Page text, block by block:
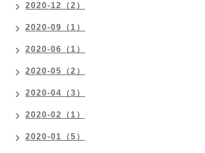
2020-12（2）
2020-09（1）
2020-06（1）
2020-05（2）
2020-04（3）
2020-02（1）
2020-01（5）